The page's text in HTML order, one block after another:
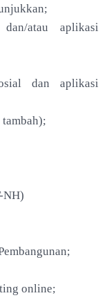
atau aplikasi
dan aplikasi
NH)
online;